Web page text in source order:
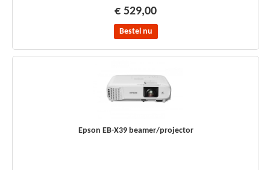
€ 529,00
Bestel nu
Epson EB-X39 beamer/projector